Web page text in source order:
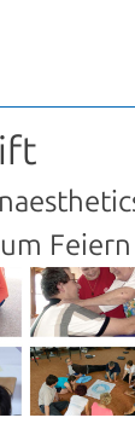
Feiern